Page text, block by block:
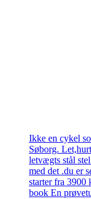
Ikke en cykel
Søborg.
letvægts stål
med det .du er
starter fra 3900
book En